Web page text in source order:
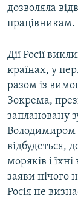
дозволяла
працівникам.
Дії Росії
країнах, у
разом із
Зокрема,
заплановану
Володимиром
відбудеться,
моряків і
заяви нічого
Росія не